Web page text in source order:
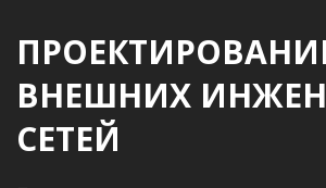
ВНЕШНИХ
СЕТЕЙ